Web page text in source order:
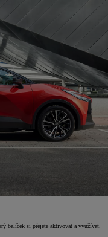
balíček si přejete aktivovat a využívat.